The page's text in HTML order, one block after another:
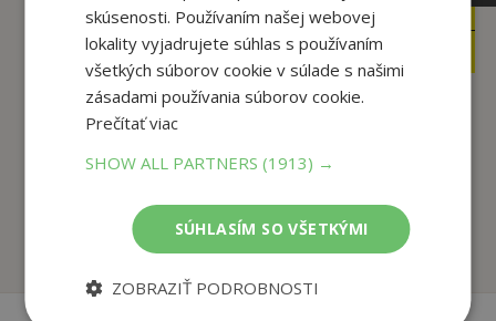
12 ,90€
12,13 €
Ella objavuje svet: Na
Sandra Grimm
klinike s Miškou a ...
Cholewińska-
Filipowska
skúsenosti. Používaním našej webovej
lokality vyjadrujete súhlas s používaním
všetkých súborov cookie v súlade s našimi
zásadami používania súborov cookie.
Prečítať viac
SHOW ALL PARTNERS(1913) →
SÚHLASÍM SO VŠETKÝMI
ZOBRAZIŤ PODROBNOSTI